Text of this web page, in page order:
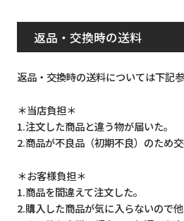
返品・交換時の送料
返品・交換時の送料については下記
＊当店負担＊
1.注文した商品と違う物が届いた。
2.商品が不良品（初期不良）のため
＊お客様負担＊
1.商品を間違えて注文した。
2.購入した商品が気に入らないので